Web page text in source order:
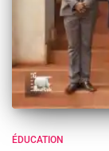
ÉDUCATION